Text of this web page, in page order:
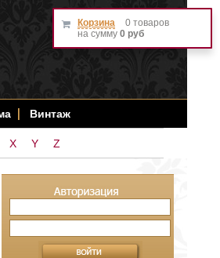
Винтаж
X Y Z
Корзина
0 товаров
на сумму 0 руб